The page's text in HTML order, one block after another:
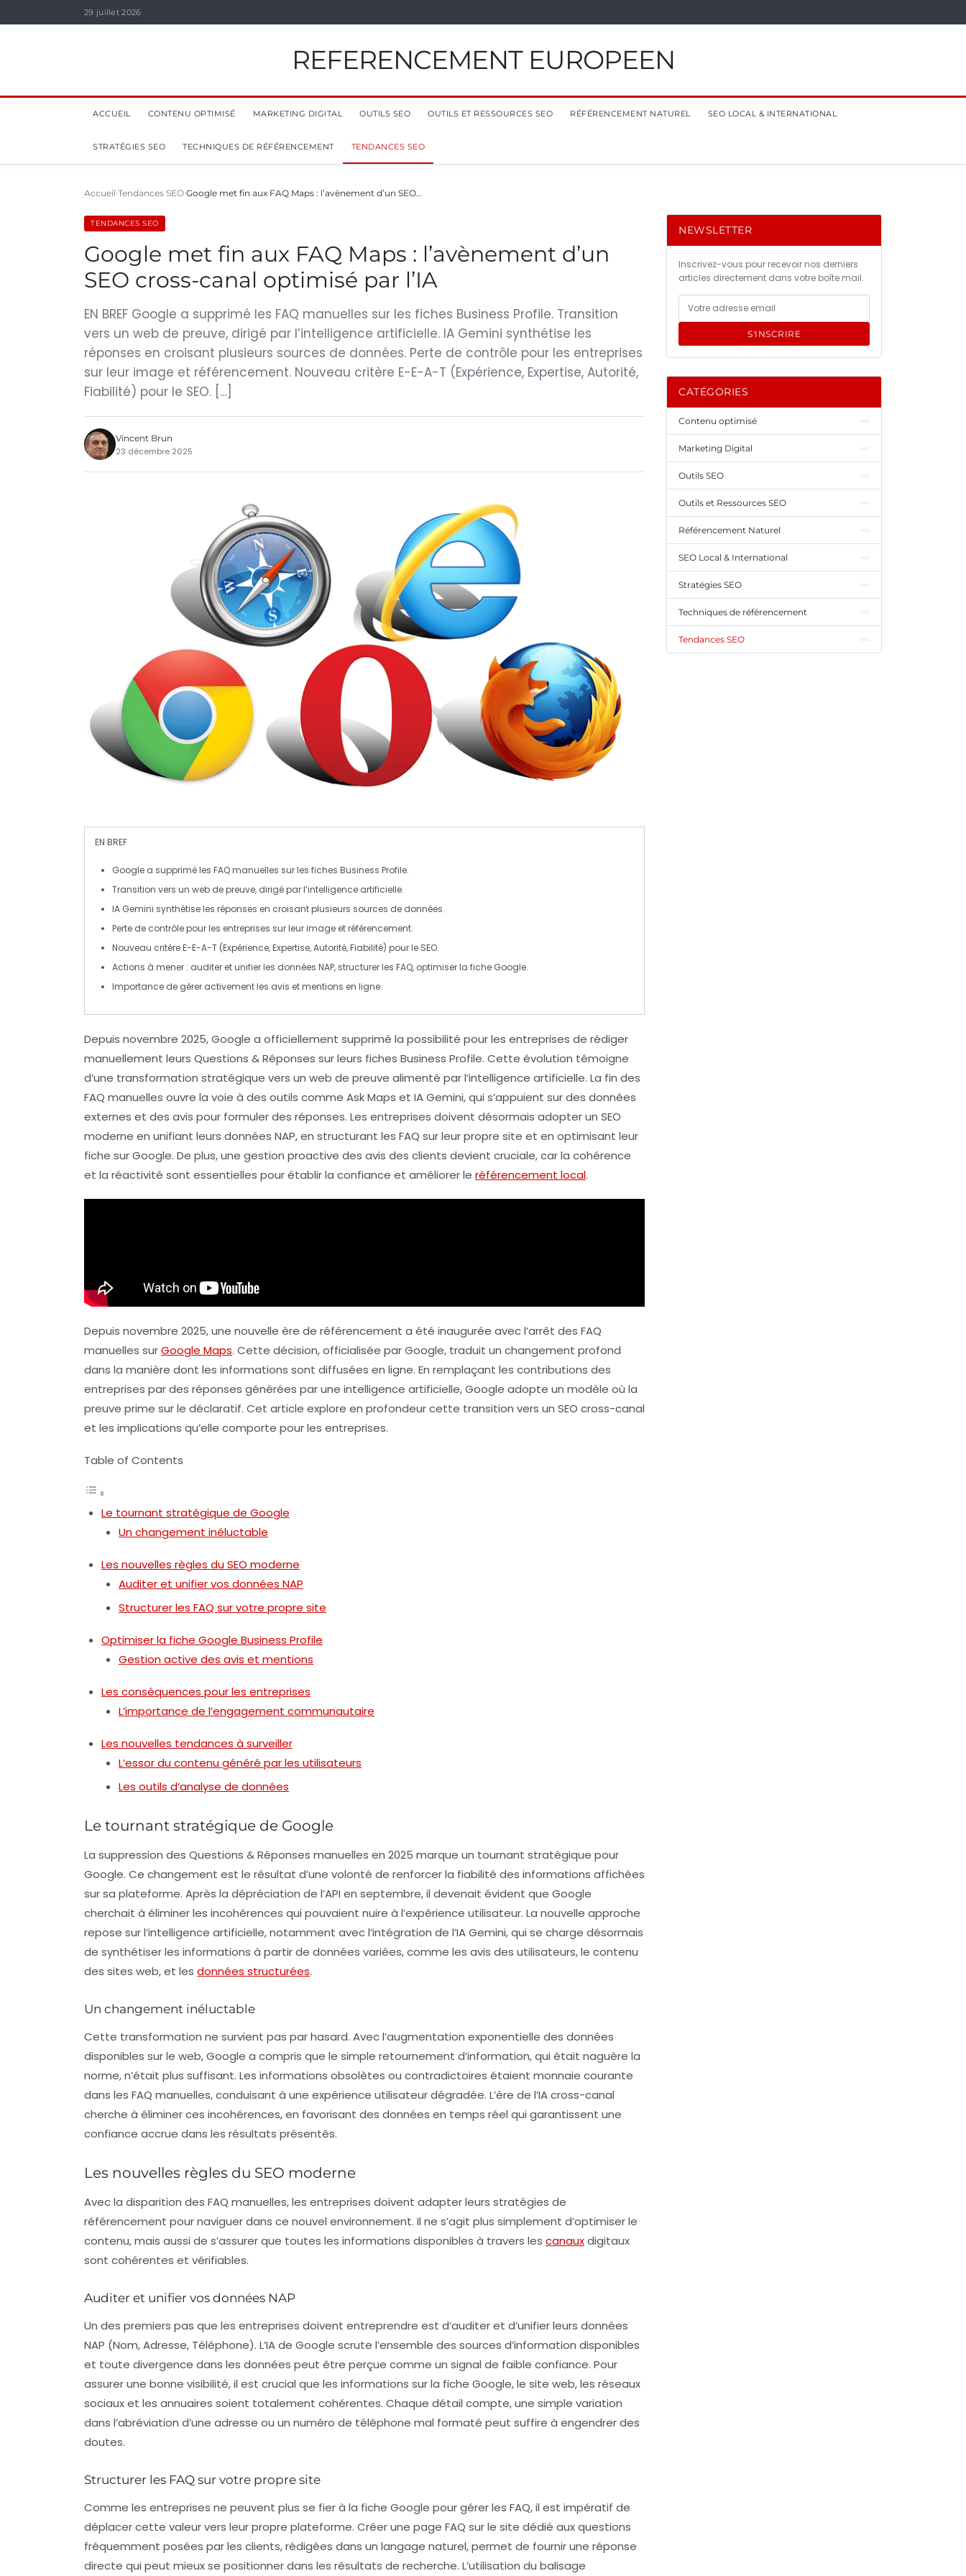
29 juillet 2026
REFERENCEMENT EUROPEEN
ACCUEIL CONTENU OPTIMISÉ MARKETING DIGITAL OUTILS SEO OUTILS ET RESSOURCES SEO RÉFÉRENCEMENT NATUREL SEO LOCAL & INTERNATIONAL
STRATÉGIES SEO TECHNIQUES DE RÉFÉRENCEMENT TENDANCES SEO
Accueil Tendances SEO Google met fin aux FAQ Maps : l’avènement d’un SEO…
TENDANCES SEO
Google met fin aux FAQ Maps : l’avènement d’un
SEO cross-canal optimisé par l’IA
EN BREF Google a supprimé les FAQ manuelles sur les fiches Business Profile. Transition
vers un web de preuve, dirigé par l’intelligence artificielle. IA Gemini synthétise les
réponses en croisant plusieurs sources de données. Perte de contrôle pour les entreprises
sur leur image et référencement. Nouveau critère E-E-A-T (Expérience, Expertise, Autorité,
Fiabilité) pour le SEO. […]
Vincent Brun
23 décembre 2025
EN BREF
Google a suppriméles FAQ manuelles sur les fiches Business Profile.
Transition vers un web de preuve, dirigé parl’intelligence artificielle.
IA Gemini synthétise les réponses en croisant plusieurs sources de données.
Perte de contrôlepour les entreprises sur leur image et référencement.
Nouveau critèreE-E-A-T (Expérience, Expertise, Autorité, Fiabilité) pour le SEO.
Actions à mener : auditer et unifier les données NAP, structurer les FAQ, optimiser la fiche Google.
Importance de gérer activementles avis et mentions en ligne.
Depuis novembre 2025,Google a officiellement supprimé la possibilité pour les entreprises de rédiger
manuellement leurs Questions & Réponses sur leurs fiches Business Profile. Cette évolution témoigne
d’une transformation stratégique vers un web de preuve alimenté par l’intelligence artificielle. La fin des
FAQ manuelles ouvre la voie à des outils comme Ask Maps et IA Gemini, qui s’appuient sur des données
externes et des avis pour formuler des réponses. Les entreprises doivent désormais adopter un SEO
moderne en unifiant leurs données NAP, en structurant les FAQ sur leur propre site et en optimisant leur
fiche sur Google. De plus, une gestion proactive des avis des clients devient cruciale, car la cohérence
et la réactivité sont essentielles pour établir la confiance et améliorer le référencement local.
Depuis novembre 2025, une nouvelle ère de référencement a été inaugurée avec l’arrêt des FAQ
manuelles surGoogle Maps. Cette décision, officialisée par Google, traduit un changement profond
dans la manière dont les informations sont diffusées en ligne. En remplaçant les contributions des
entreprises par des réponses générées par une intelligence artificielle, Google adopte un modèle où la
preuve prime sur le déclaratif. Cet article explore en profondeur cette transition vers un SEO cross-canal
et les implications qu’elle comporte pour les entreprises.
Table of Contents
Le tournant stratégique de Google
Un changement inéluctable
Les nouvelles règles du SEO moderne
Auditer et unifier vos données NAP
Structurer les FAQ sur votre propre site
Optimiser la fiche Google Business Profile
Gestion active des avis et mentions
Les conséquences pour les entreprises
L’importance de l’engagement communautaire
Les nouvelles tendances à surveiller
L’essor du contenu généré par les utilisateurs
Les outils d’analyse de données
Le tournant stratégique de Google
La suppression des Questions & Réponses manuelles en 2025 marque un tournant stratégique pour
Google. Ce changement est le résultat d’une volonté de renforcer la fiabilité des informations affichées
sur sa plateforme. Après la dépréciation de l’API en septembre, il devenait évident que Google
cherchait à éliminer les incohérences qui pouvaient nuire à l’expérience utilisateur. La nouvelle approche
repose sur l’intelligence artificielle, notamment avec l’intégration de l’IAGemini, qui se charge désormais
de synthétiser les informations à partir de données variées, comme les avis des utilisateurs, le contenu
des sites web, et les données structurées.
Un changement inéluctable
Cette transformation ne survient pas par hasard. Avec l’augmentation exponentielle des données
disponibles sur le web, Google a compris que le simple retournement d’information, qui était naguère la
norme, n’était plus suffisant. Les informations obsolètes ou contradictoires étaient monnaie courante
dans les FAQ manuelles, conduisant à une expérience utilisateur dégradée. L’ère de l’IA cross-canal
cherche à éliminer ces incohérences, en favorisant des données en temps réel qui garantissent une
confiance accrue dans les résultats présentés.
Les nouvelles règles du SEO moderne
Avec la disparition des FAQ manuelles, les entreprises doivent adapter leurs stratégies de
référencement pour naviguer dans ce nouvel environnement. Il ne s’agit plus simplement d’optimiser le
contenu, mais aussi de s’assurer que toutes les informations disponibles à travers les canauxdigitaux
sont cohérentes et vérifiables.
Auditer et unifier vos données NAP
Un des premiers pas que les entreprises doivent entreprendre est d’auditer et d’unifier leurs données
NAP (Nom, Adresse, Téléphone). L’IA de Google scrute l’ensemble des sources d’information disponibles
et toute divergence dans les données peut être perçue comme un signal de faible confiance. Pour
assurer une bonne visibilité, il est crucial que les informations sur la fiche Google, le site web, les réseaux
sociaux et les annuaires soient totalement cohérentes. Chaque détail compte, une simple variation
dans l’abréviation d’une adresse ou un numéro de téléphone mal formaté peut suffire à engendrer des
doutes.
Structurer les FAQ sur votre propre site
Comme les entreprises ne peuvent plus se fier à la fiche Google pour gérer les FAQ, il est impératif de
déplacer cette valeur vers leur propre plateforme. Créer une page FAQ sur le site dédié aux questions
fréquemment posées par les clients, rédigées dans un langage naturel, permet de fournir une réponse
directe qui peut mieux se positionner dans les résultats de recherche. L’utilisation du balisage
NEWSLETTER
Inscrivez-vous pour recevoir nos derniers
articles directement dans votre boîte mail.
S'INSCRIRE
CATÉGORIES
Contenu optimisé
Marketing Digital
Outils SEO
Outils et Ressources SEO
Référencement Naturel
SEO Local & International
Stratégies SEO
Techniques de référencement
Tendances SEO